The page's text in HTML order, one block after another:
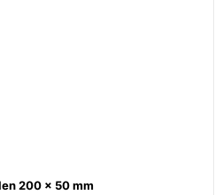
200 x 50 mm